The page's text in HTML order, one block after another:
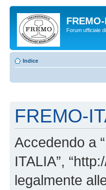
Forum ufficiale
Indice
FREMO-
Accedendo a
ITALIA”,
legalmente